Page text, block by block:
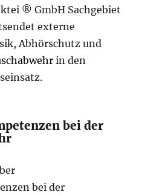
® GmbH Sachgebiet
externe
Abhörschutz und
in den
bei der
bei der